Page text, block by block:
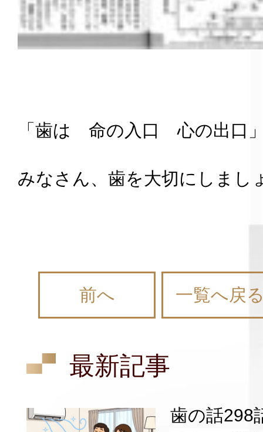
「歯は 命の入口 心の出口
みなさん、歯を大切にしまし
前へ 一覧へ戻
最新記事
歯の話298